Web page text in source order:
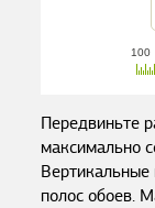
100
Передвиньте
максимально
полос обоев.